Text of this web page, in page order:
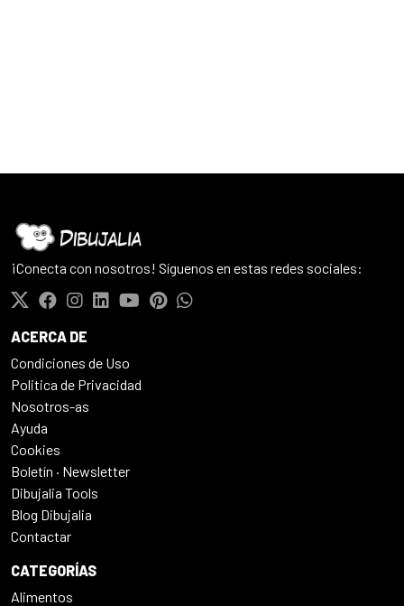
¡Conecta con nosotros! Síguenos en estas redes sociales:
ACERCA DE
Condiciones de Uso
Politica de Privacidad
Nosotros-as
Ayuda
Cookies
Boletín · Newsletter
Dibujalia Tools
Blog Dibujalia
Contactar
CATEGORÍAS
Alimentos